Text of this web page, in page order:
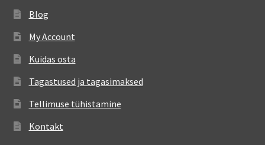
Blog
My Account
Kuidas osta
Tagastused ja tagasimaksed
Tellimuse tühistamine
Kontakt